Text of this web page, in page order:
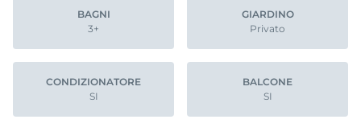
BAGNI
3+
GIARDINO
Privato
CONDIZIONATORE
SI
BALCONE
SI